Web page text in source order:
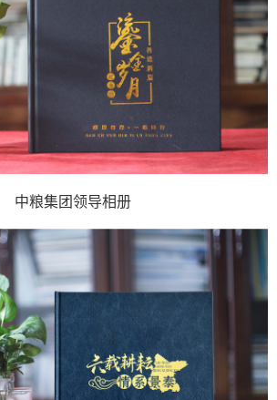
中粮集团领导相册